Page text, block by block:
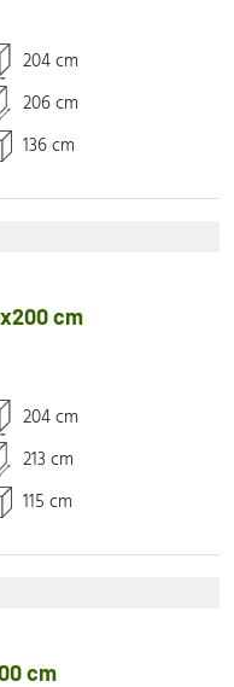
204 cm
206 cm
136 cm
cm
204 cm
213 cm
115 cm
cm